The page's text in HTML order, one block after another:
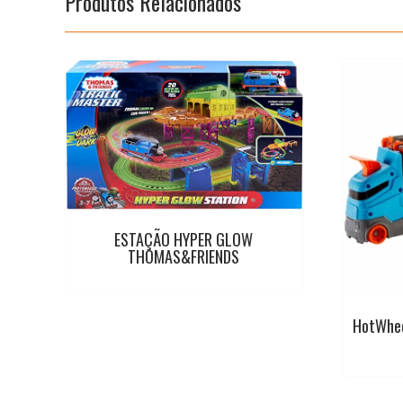
ESTAÇÃO HYPER GLOW
THOMAS&FRIENDS